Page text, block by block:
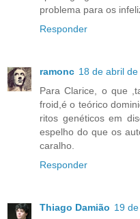
problema para os
Responder
ramonc 18 de abril
Para Clarice, o que
froid,é o teórico
ritos genéticos em
espelho do que os
caralho.
Responder
Thiago Damião 19